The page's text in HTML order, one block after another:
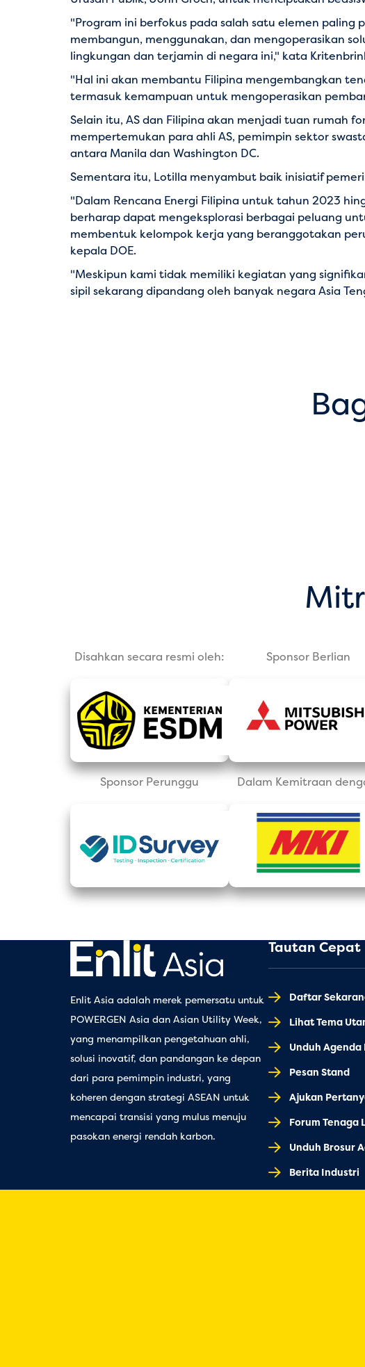
"Program ini berfokus pada salah satu elemen
membangun, menggunakan, dan mengoperasikan
lingkungan dan terjamin di negara ini," kata
"Hal ini akan membantu Filipina mengembangkan
termasuk kemampuan untuk mengoperasikan
Selain itu, AS dan Filipina akan menjadi tuan rumah
mempertemukan para ahli AS, pemimpin sektor
antara Manila dan Washington DC.
Sementara itu, Lotilla menyambut baik inisiatif
"Dalam Rencana Energi Filipina untuk tahun 2023
berharap dapat mengeksplorasi berbagai peluang
membentuk kelompok kerja yang beranggotakan
kepala DOE.
"Meskipun kami tidak memiliki kegiatan yang
sipil sekarang dipandang oleh banyak negara Asia
Disahkan secara resmi oleh: Sponsor Berlian
Sponsor Perunggu Dalam Kemitraan
Enlit Asia adalah merek pemersatu untuk
POWERGEN Asia dan Asian Utility Week,
yang menampilkan pengetahuan ahli,
solusi inovatif, dan pandangan ke depan
dari para pemimpin industri, yang
koheren dengan strategi ASEAN untuk
mencapai transisi yang mulus menuju
pasokan energi rendah karbon.
Tautan Cepat
Daftar
Lihat Tema
Unduh Agenda
Pesan Stand
Ajukan
Forum Tenaga
Unduh Brosur
Berita Industri